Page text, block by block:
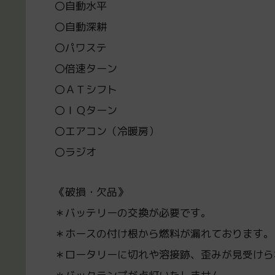
〇自動水平
〇自動深耕
〇パワステ
〇倍速ターン
〇ＡＴシフト
〇ＩＱターン
〇エアコン（冷暖房）
〇ラジオ
《破損・欠品》
＊バッテリーの交換が必要です。
＊ホースの付け根から燃料が漏れております。
＊ロータリーに切れや溶接跡、歪みが見受け